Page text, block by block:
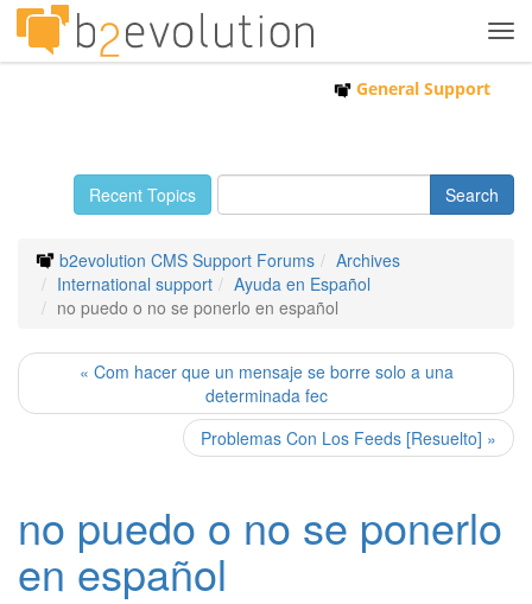
General Support
Recent Topics
b2evolution CMS Support Forums
Archives
International support
Ayuda en Español
no puedo o no se ponerlo en español
« Com hacer que un mensaje se borre solo a una
determinada fec
Problemas Con Los Feeds [Resuelto] »
no puedo o no se ponerlo
en español